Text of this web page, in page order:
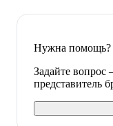
Нужна помощь?
Задайте вопрос
представитель